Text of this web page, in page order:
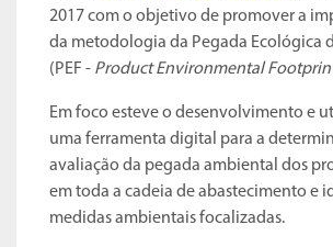
2017 com o objetivo de promover a
da metodologia da Pegada Ecológica
(PEF - Product Environmental
Em foco esteve o desenvolvimento e
uma ferramenta digital para a
avaliação da pegada ambiental dos
em toda a cadeia de abastecimento e
medidas ambientais focalizadas.